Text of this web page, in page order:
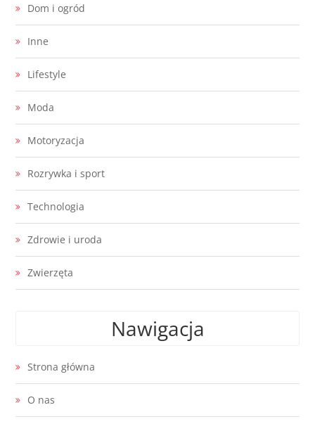
Dom i ogród
Inne
Lifestyle
Moda
Motoryzacja
Rozrywka i sport
Technologia
Zdrowie i uroda
Zwierzęta
Nawigacja
Strona główna
O nas